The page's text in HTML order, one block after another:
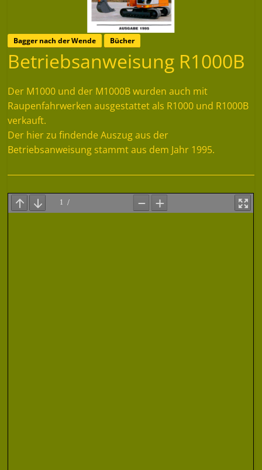
Bagger nach der Wende Bücher
Betriebsanweisung R1000B
Der M1000 und der M1000B wurden auch mit
Raupenfahrwerken ausgestattet als R1000 und R1000B
verkauft.
Der hier zu findende Auszug aus der
Betriebsanweisung stammt aus dem Jahr 1995.